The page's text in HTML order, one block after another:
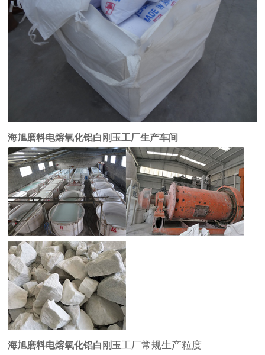
海旭磨料电熔氧化铝白刚玉工厂生产车间
海旭磨料电熔氧化铝白刚玉工厂常规生产粒度